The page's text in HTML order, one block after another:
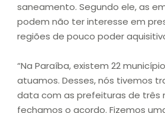
saneamento. Segundo ele, as
podem não ter interesse em
regiões de pouco poder
“Na Paraíba, existem 22
atuamos. Desses, nós tivemos
data com as prefeituras de três
fechamos o acordo. Fizemos